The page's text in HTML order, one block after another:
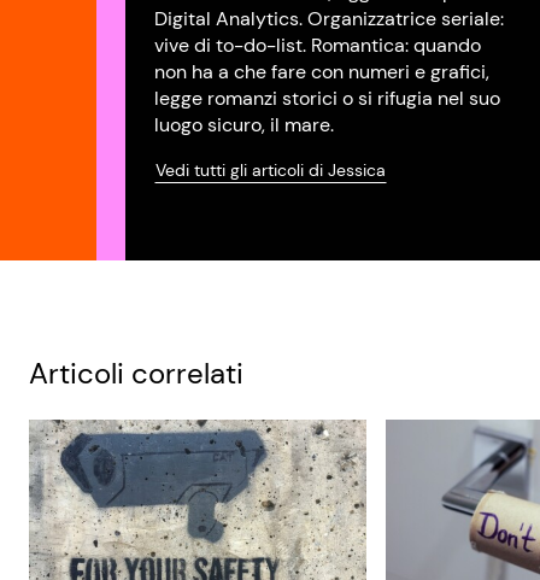
Digital Analytics. Organizzatrice seriale:
vive di to-do-list. Romantica: quando
non ha a che fare con numeri e grafici,
legge romanzi storici o si rifugia nel suo
luogo sicuro, il mare.
Vedi tutti gli articoli di Jessica
Articoli correlati